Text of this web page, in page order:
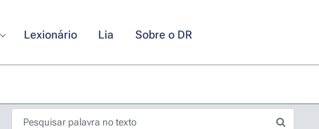
Lexionário Lia Sobre o DR